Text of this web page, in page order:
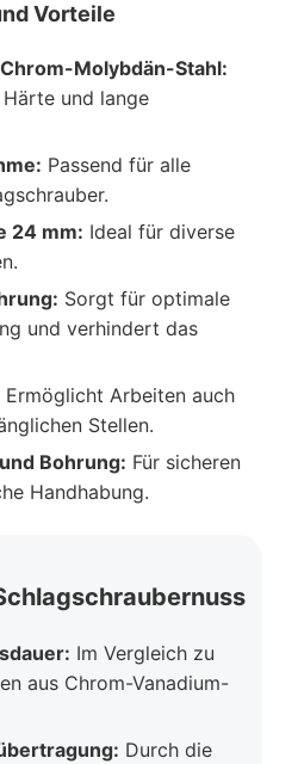
Vorteile
Molybdän-Stahl:
und lange
Passend für alle
24 mm: Ideal für diverse
Sorgt für optimale
und verhindert das
Ermöglicht Arbeiten auch
Stellen.
Bohrung: Für sicheren
Handhabung.
Im Vergleich zu
aus Chrom-Vanadium-
Durch die